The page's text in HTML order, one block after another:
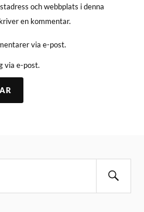
och webbplats i denna
en kommentar.
via e-post.
via e-post.